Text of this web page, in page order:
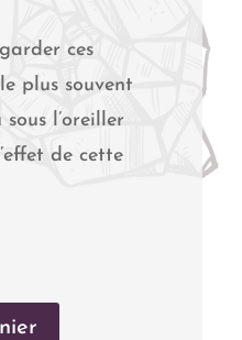
ces
plus souvent
l’oreiller
de cette